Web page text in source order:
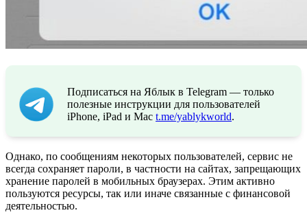
Подписаться на Яблык в Telegram — только
полезные инструкции для пользователей
iPhone, iPad и Mac t.me/yablykworld.
Однако, по сообщениям некоторых пользователей, сервис не
всегда сохраняет пароли, в частности на сайтах, запрещающих
хранение паролей в мобильных браузерах. Этим активно
пользуются ресурсы, так или иначе связанные с финансовой
деятельностью.